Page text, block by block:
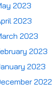
2023
2023
2023
2023
2023
2022